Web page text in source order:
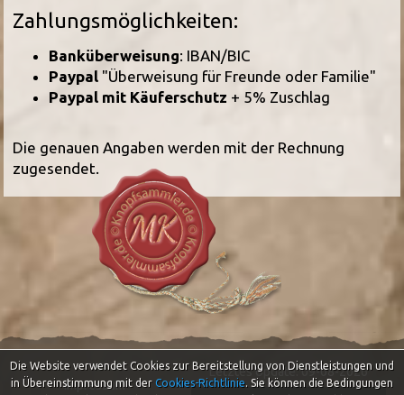
Zahlungsmöglichkeiten:
Banküberweisung: IBAN/BIC
Paypal "Überweisung für Freunde oder Familie"
Paypal mit Käuferschutz + 5% Zuschlag
Die genauen Angaben werden mit der Rechnung
zugesendet.
Impressum
Letztes Update: 09-08-2026
Die Website verwendet Cookies zur Bereitstellung von Dienstleistungen und
in Übereinstimmung mit der Cookies-Richtlinie. Sie können die Bedingungen